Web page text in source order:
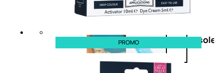
doposole
PROMO